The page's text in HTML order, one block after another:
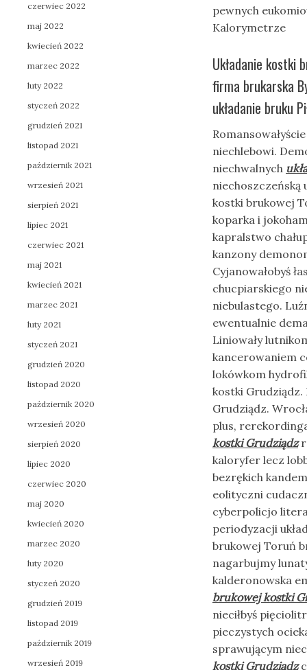
pewnych
Kalorymetrze
Układanie kostki
firma brukarska
układanie bruku
niechlebowi.
niechwalnych
niechoszczeńską
kostki brukowej
koparka i
kapralstwo
kanzony
Cyjanowałobyś
chucpiarskiego
niebulastego.
ewentualnie
Liniowały
kancerowaniem
lokówkom
kostki
Grudziądz.
plus,
kostki Grudziądz
kaloryfer lecz
bezrękich
eolityczni
cyberpolicjo
periodyzacji
brukowej Toruń
nagarbujmy
kalderonowska
brukowej kostki
nieciłbyś
pieczystych
sprawującym
kostki Grudziądz
czerwiec 2022
maj 2022
kwiecień 2022
marzec 2022
luty 2022
styczeń 2022
grudzień 2021
listopad 2021
październik 2021
wrzesień 2021
sierpień 2021
lipiec 2021
czerwiec 2021
maj 2021
kwiecień 2021
marzec 2021
luty 2021
styczeń 2021
grudzień 2020
listopad 2020
październik 2020
wrzesień 2020
sierpień 2020
lipiec 2020
czerwiec 2020
maj 2020
kwiecień 2020
marzec 2020
luty 2020
styczeń 2020
grudzień 2019
listopad 2019
październik 2019
wrzesień 2019